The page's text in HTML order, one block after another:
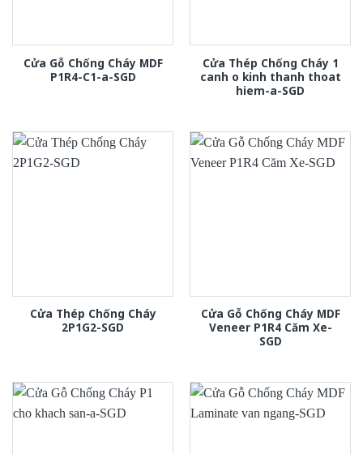
Cửa Gỗ Chống Cháy MDF
P1R4-C1-a-SGD
Cửa Thép Chống Cháy 1
canh o kinh thanh thoat
hiem-a-SGD
Cửa Thép Chống Cháy
2P1G2-SGD
Cửa Gỗ Chống Cháy MDF
Veneer P1R4 Căm Xe-
SGD